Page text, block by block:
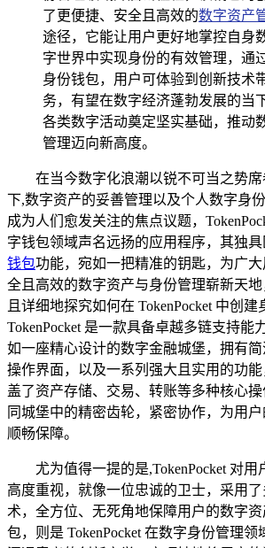
了更便捷、安全且高效的数字资产
途径，它能让用户更好地掌控自身
字世界中实现身份的有效管理，通
身份钱包，用户可体验到创新技术
务，有望在数字经济蓬勃发展的当
各类数字活动奠定坚实基础，推动
管理迈向新高度。
在当今数字化浪潮以锐不可当之势
下,数字资产的妥善管理以及个人数字身
成为人们愈发关注的焦点议题，
字钱包领域声名远扬的应用程序，其独
钱包功能，宛如一把精准的钥匙，为广
全且高效的数字资产与身份管理崭新天
且详细地探究如何在 TokenPocket 中创建
TokenPocket 是一款具备卓越多链支持能
如一座精心设计的数字金融城堡，拥有
操作界面，以及一系列强大且实用的功
盖了资产存储、交易、转账等多种核心
同城堡中的精密齿轮，紧密协作，为用
顺畅保障。
尤为值得一提的是,TokenPocket 对
高度重视，就像一位忠诚的卫士，采用
术，全方位、无死角地保障用户的数字
包，则是 TokenPocket 在数字身份管理